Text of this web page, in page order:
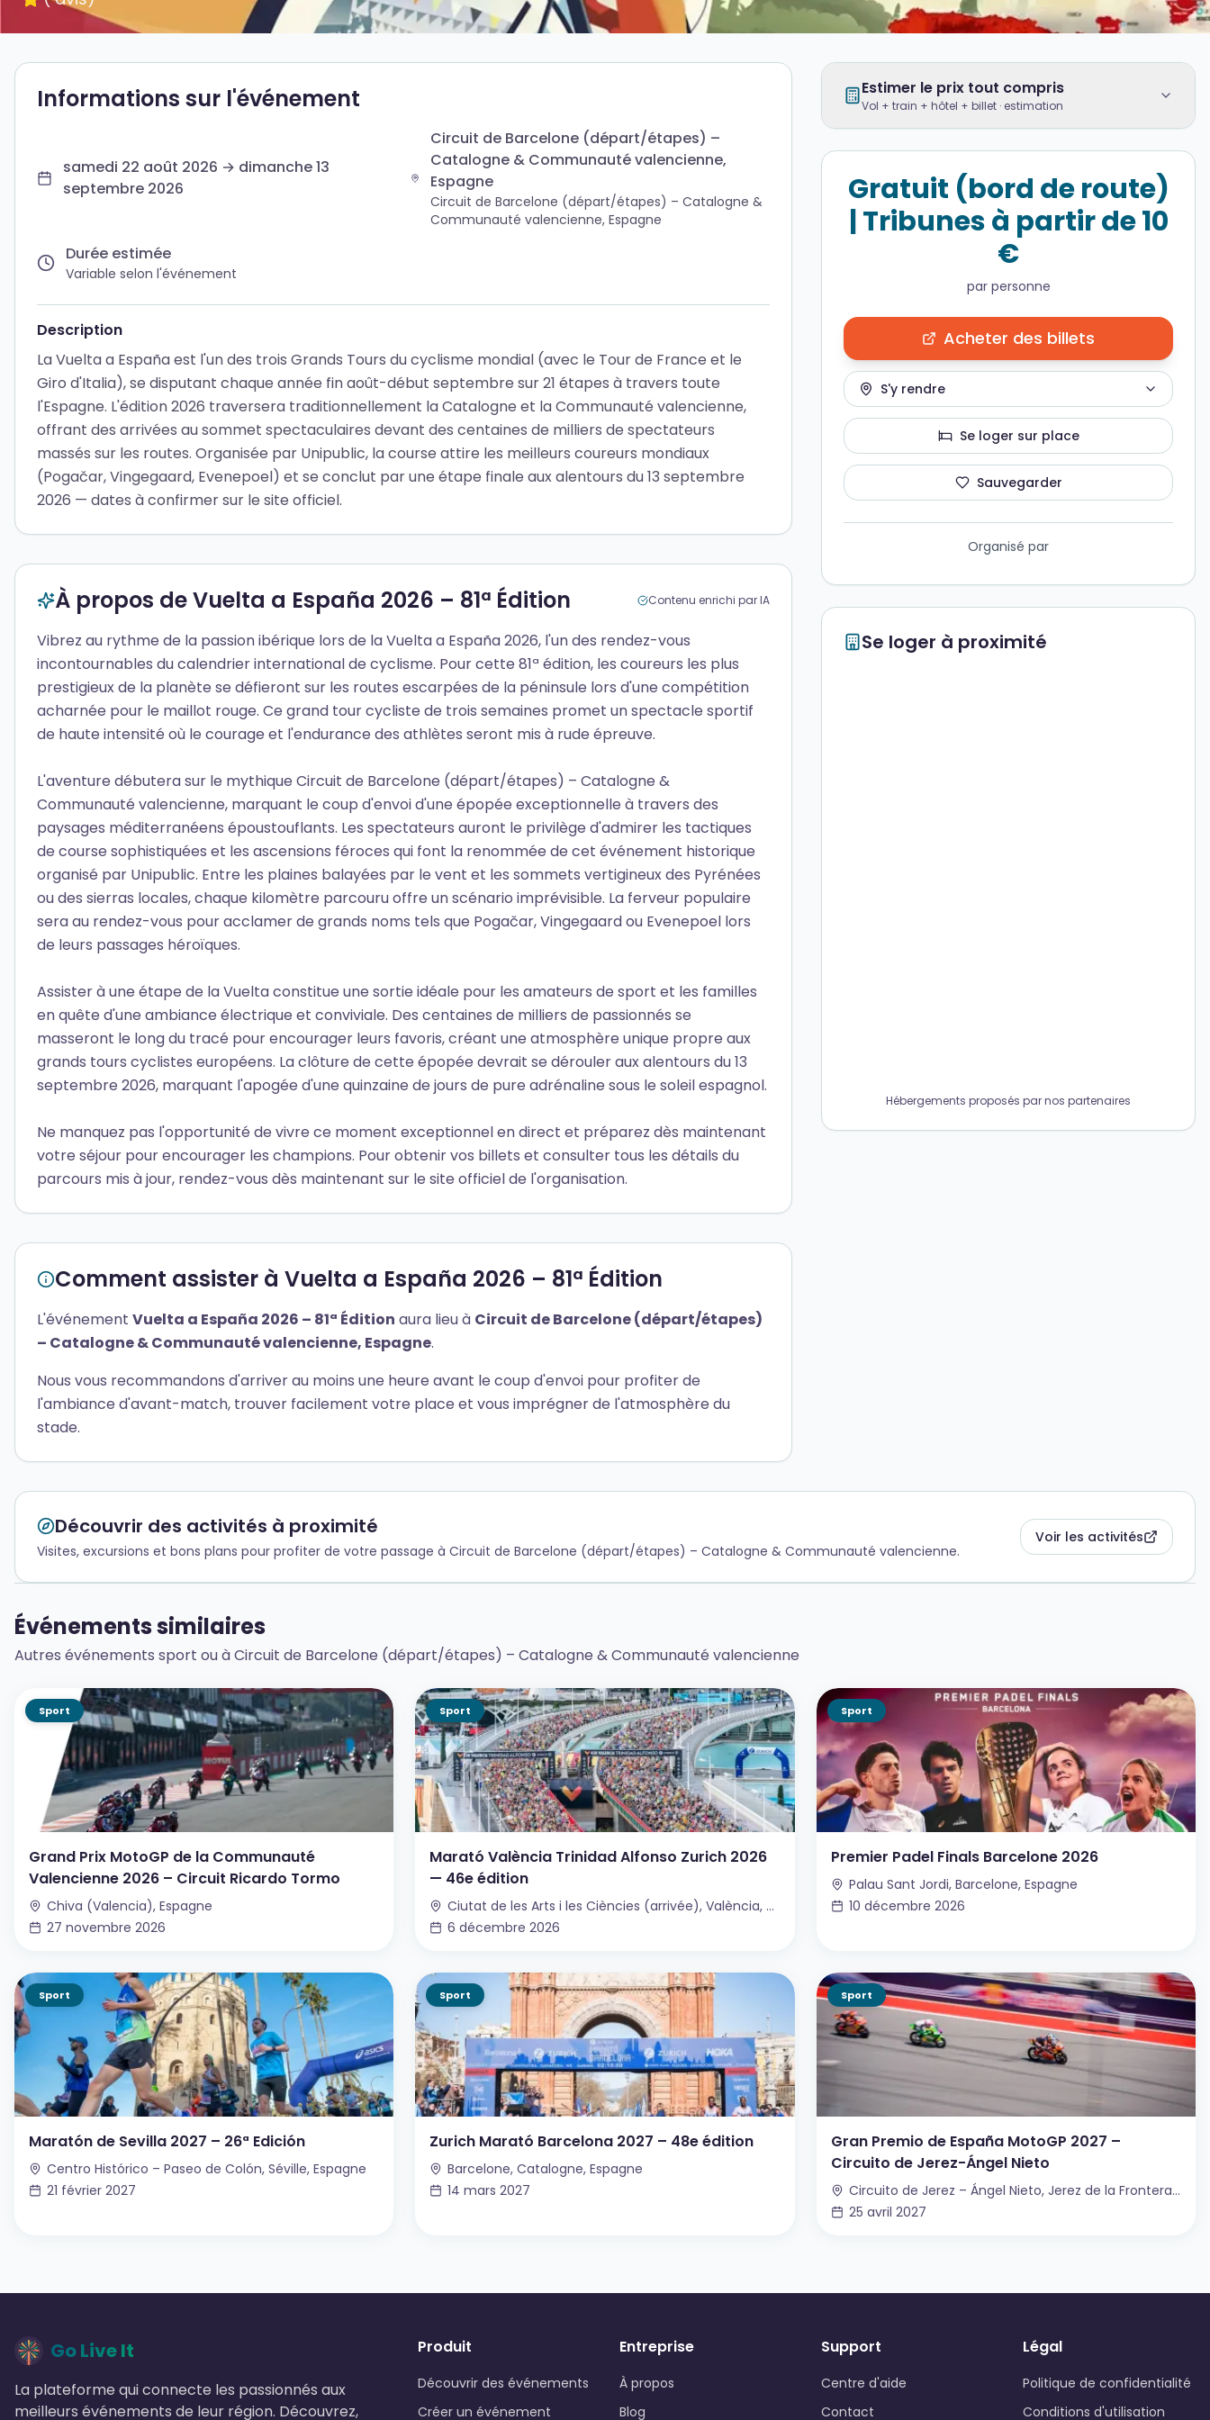
Informations sur l'événement
samedi 22 août 2026 → dimanche 13
septembre 2026
Circuit de Barcelone (départ/étapes) –
Catalogne & Communauté valencienne,
Espagne
Circuit de Barcelone (départ/étapes) – Catalogne &
Communauté valencienne, Espagne
Durée estimée
Variable selon l'événement
Description
La Vuelta a España est l'un des trois Grands Tours du cyclisme mondial (avec le Tour de France et le
Giro d'Italia), se disputant chaque année fin août-début septembre sur 21 étapes à travers toute
l'Espagne. L'édition 2026 traversera traditionnellement la Catalogne et la Communauté valencienne,
offrant des arrivées au sommet spectaculaires devant des centaines de milliers de spectateurs
massés sur les routes. Organisée par Unipublic, la course attire les meilleurs coureurs mondiaux
(Pogačar, Vingegaard, Evenepoel) et se conclut par une étape finale aux alentours du 13 septembre
2026 — dates à confirmer sur le site officiel.
À propos de Vuelta a España 2026 – 81ª Édition Contenu enrichi par IA
Vibrez au rythme de la passion ibérique lors de la Vuelta a España 2026, l'un des rendez-vous
incontournables du calendrier international de cyclisme. Pour cette 81ª édition, les coureurs les plus
prestigieux de la planète se défieront sur les routes escarpées de la péninsule lors d'une compétition
acharnée pour le maillot rouge. Ce grand tour cycliste de trois semaines promet un spectacle sportif
de haute intensité où le courage et l'endurance des athlètes seront mis à rude épreuve.
L'aventure débutera sur le mythique Circuit de Barcelone (départ/étapes) – Catalogne &
Communauté valencienne, marquant le coup d'envoi d'une épopée exceptionnelle à travers des
paysages méditerranéens époustouflants. Les spectateurs auront le privilège d'admirer les tactiques
de course sophistiquées et les ascensions féroces qui font la renommée de cet événement historique
organisé par Unipublic. Entre les plaines balayées par le vent et les sommets vertigineux des Pyrénées
ou des sierras locales, chaque kilomètre parcouru offre un scénario imprévisible. La ferveur populaire
sera au rendez-vous pour acclamer de grands noms tels que Pogačar, Vingegaard ou Evenepoel lors
de leurs passages héroïques.
Assister à une étape de la Vuelta constitue une sortie idéale pour les amateurs de sport et les familles
en quête d'une ambiance électrique et conviviale. Des centaines de milliers de passionnés se
masseront le long du tracé pour encourager leurs favoris, créant une atmosphère unique propre aux
grands tours cyclistes européens. La clôture de cette épopée devrait se dérouler aux alentours du 13
septembre 2026, marquant l'apogée d'une quinzaine de jours de pure adrénaline sous le soleil espagnol.
Ne manquez pas l'opportunité de vivre ce moment exceptionnel en direct et préparez dès maintenant
votre séjour pour encourager les champions. Pour obtenir vos billets et consulter tous les détails du
parcours mis à jour, rendez-vous dès maintenant sur le site officiel de l'organisation.
Comment assister à Vuelta a España 2026 – 81ª Édition
L'événement Vuelta a España 2026 – 81ª Édition aura lieu à Circuit de Barcelone (départ/étapes)
– Catalogne & Communauté valencienne, Espagne.
Nous vous recommandons d'arriver au moins une heure avant le coup d'envoi pour profiter de
l'ambiance d'avant-match, trouver facilement votre place et vous imprégner de l'atmosphère du
stade.
Estimer le prix tout compris
Vol + train + hôtel + billet · estimation
Gratuit (bord de route)
| Tribunes à partir de 10
€
par personne
Acheter des billets
S'y rendre
Se loger sur place
Sauvegarder
Organisé par
Se loger à proximité
Hébergements proposés par nos partenaires
Découvrir des activités à proximité
Visites, excursions et bons plans pour profiter de votre passage à Circuit de Barcelone (départ/étapes) – Catalogne & Communauté valencienne.
Voir les activités
Événements similaires
Autres événements sport ou à Circuit de Barcelone (départ/étapes) – Catalogne & Communauté valencienne
Sport
Grand Prix MotoGP de la Communauté
Valencienne 2026 – Circuit Ricardo Tormo
Chiva (Valencia), Espagne
27 novembre 2026
Sport
Marató València Trinidad Alfonso Zurich 2026
— 46e édition
Ciutat de les Arts i les Ciències (arrivée), València, Espagne
6 décembre 2026
Sport
Premier Padel Finals Barcelone 2026
Palau Sant Jordi, Barcelone, Espagne
10 décembre 2026
Sport
Maratón de Sevilla 2027 – 26ª Edición
Centro Histórico – Paseo de Colón, Séville, Espagne
21 février 2027
Sport
Zurich Marató Barcelona 2027 – 48e édition
Barcelone, Catalogne, Espagne
14 mars 2027
Sport
Gran Premio de España MotoGP 2027 –
Circuito de Jerez-Ángel Nieto
Circuito de Jerez – Ángel Nieto, Jerez de la Frontera, Espagne
25 avril 2027
Go Live It
La plateforme qui connecte les passionnés aux
meilleurs événements de leur région. Découvrez,
Produit
Découvrir des événements
Créer un événement
Entreprise
À propos
Blog
Support
Centre d'aide
Contact
Légal
Politique de confidentialité
Conditions d'utilisation